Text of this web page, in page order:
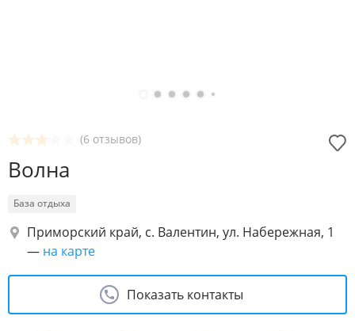
(6 отзывов)
Волна
База отдыха
Приморский край, с. Валентин, ул. Набережная, 1
— на карте
Показать контакты